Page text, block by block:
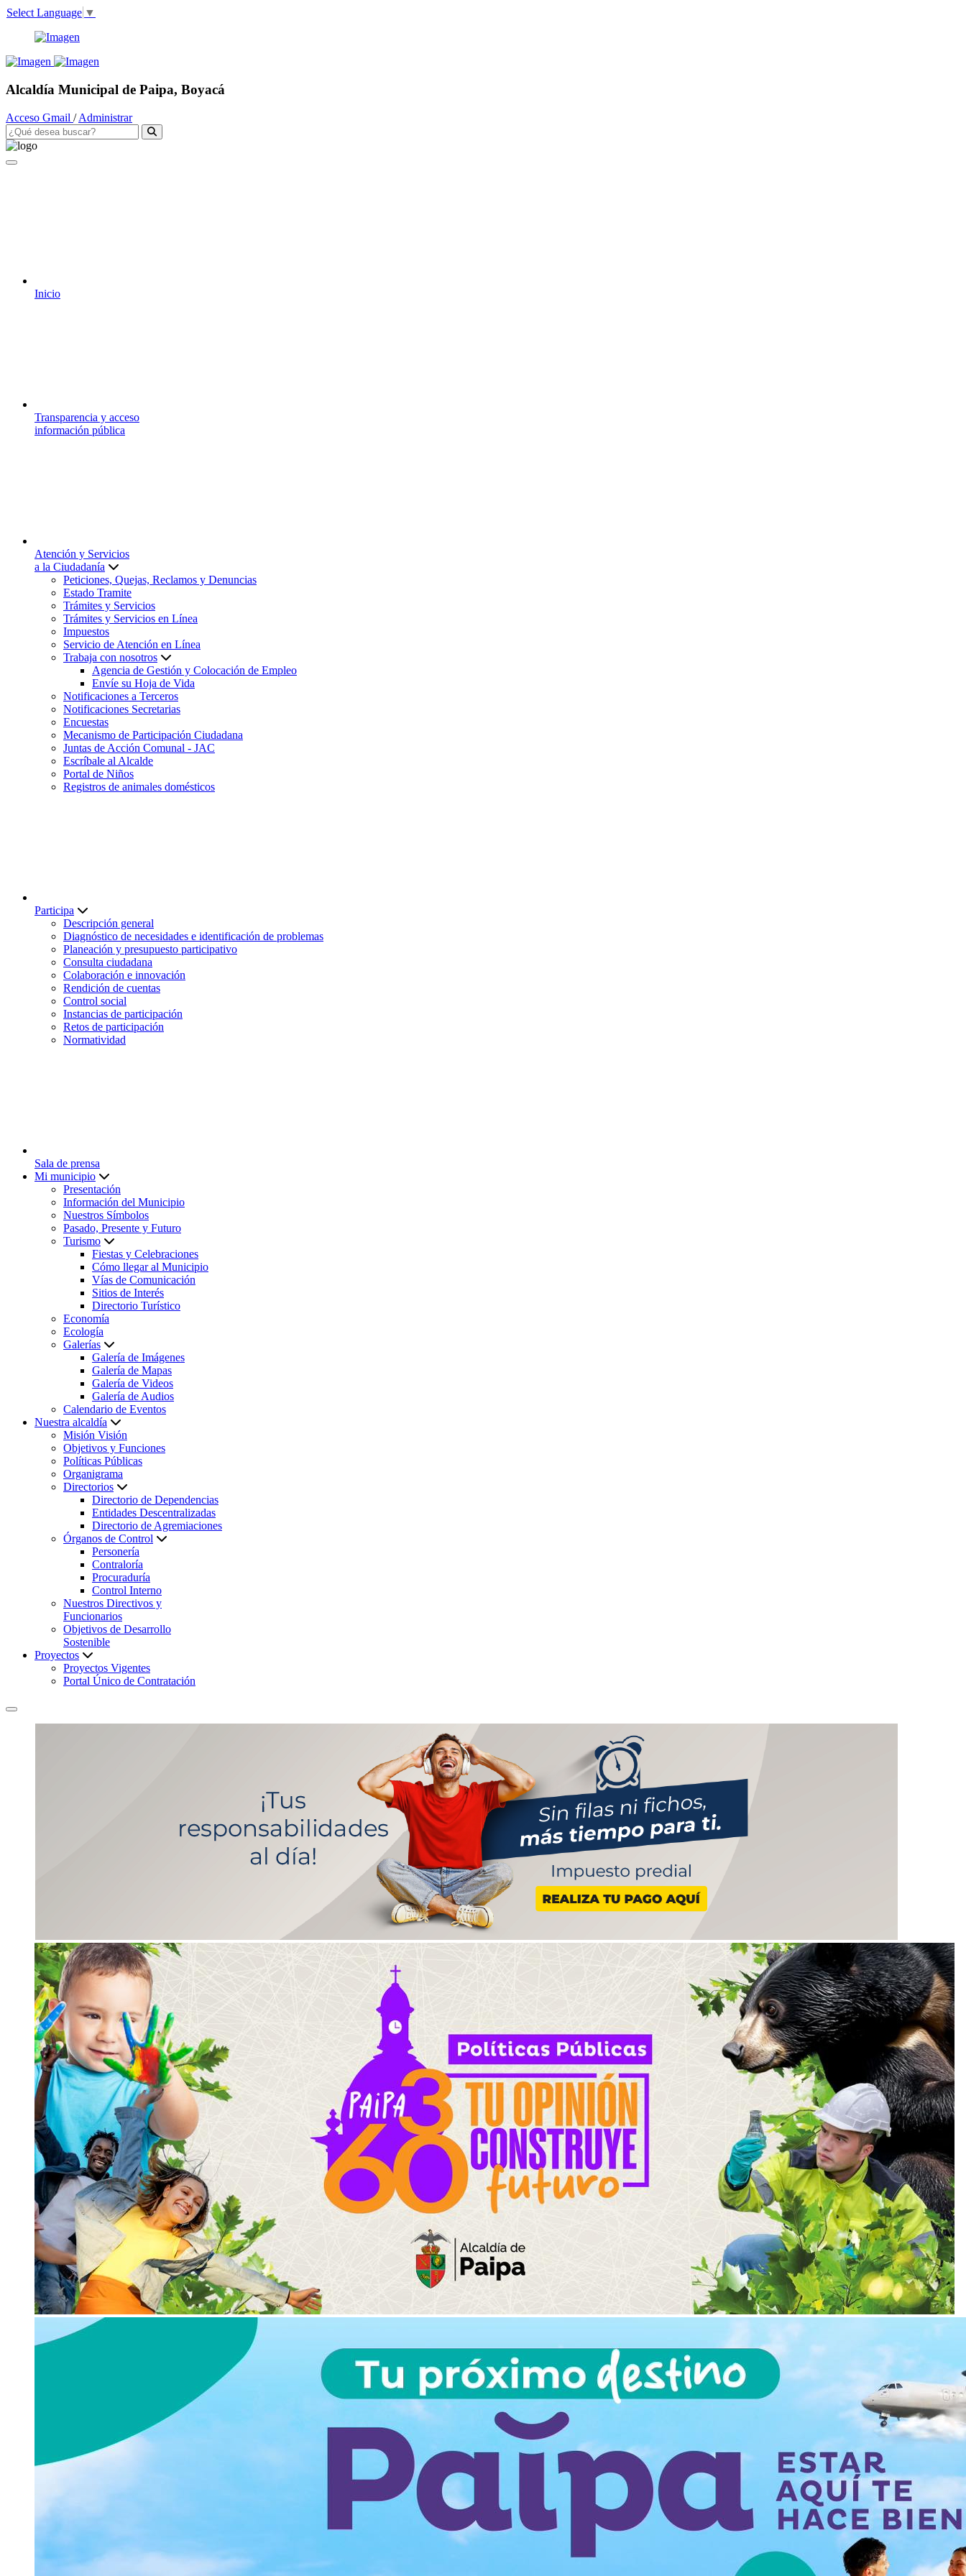
Select Language ▼
Alcaldía Municipal de Paipa, Boyacá
Acceso Gmail /Administrar
Inicio
Transparencia y acceso
información pública
Atención y Servicios
a la Ciudadanía
Peticiones, Quejas, Reclamos y Denuncias
Estado Tramite
Trámites y Servicios
Trámites y Servicios en Línea
Impuestos
Servicio de Atención en Línea
Trabaja con nosotros
Agencia de Gestión y Colocación de Empleo
Envíe su Hoja de Vida
Notificaciones a Terceros
Notificaciones Secretarias
Encuestas
Mecanismo de Participación Ciudadana
Juntas de Acción Comunal - JAC
Escríbale al Alcalde
Portal de Niños
Registros de animales domésticos
Participa
Descripción general
Diagnóstico de necesidades e identificación de problemas
Planeación y presupuesto participativo
Consulta ciudadana
Colaboración e innovación
Rendición de cuentas
Control social
Instancias de participación
Retos de participación
Normatividad
Sala de prensa
Mi municipio
Presentación
Información del Municipio
Nuestros Símbolos
Pasado, Presente y Futuro
Turismo
Fiestas y Celebraciones
Cómo llegar al Municipio
Vías de Comunicación
Sitios de Interés
Directorio Turístico
Economía
Ecología
Galerías
Galería de Imágenes
Galería de Mapas
Galería de Videos
Galería de Audios
Calendario de Eventos
Nuestra alcaldía
Misión Visión
Objetivos y Funciones
Políticas Públicas
Organigrama
Directorios
Directorio de Dependencias
Entidades Descentralizadas
Directorio de Agremiaciones
Órganos de Control
Personería
Contraloría
Procuraduría
Control Interno
Nuestros Directivos y
Funcionarios
Objetivos de Desarrollo
Sostenible
Proyectos
Proyectos Vigentes
Portal Único de Contratación